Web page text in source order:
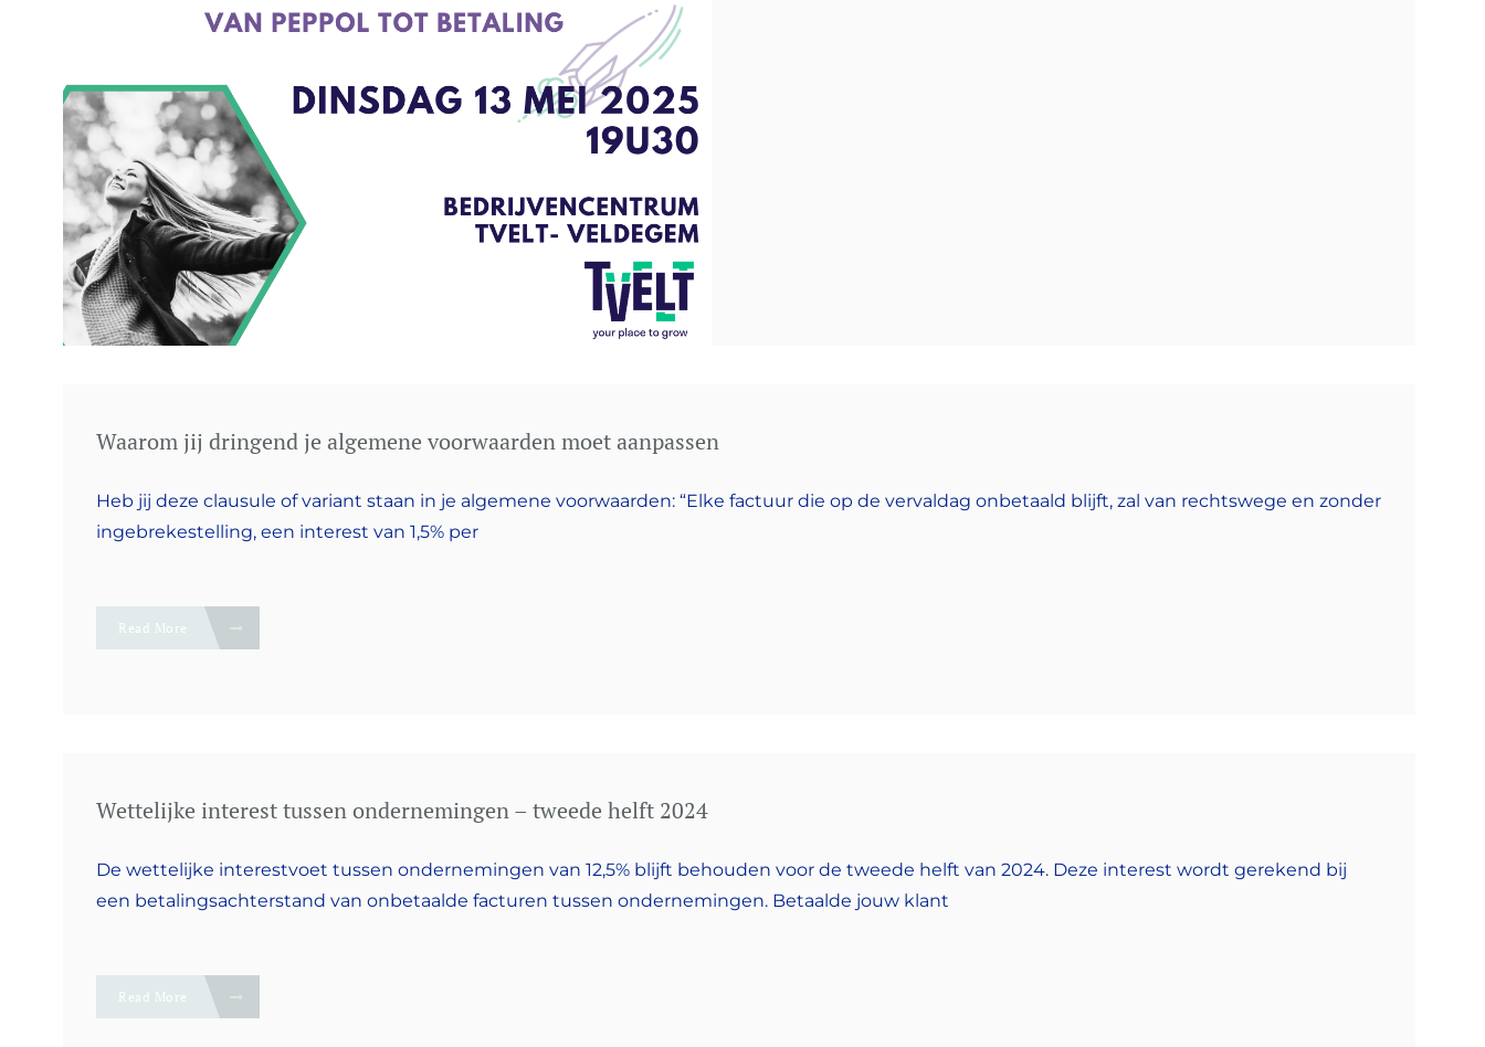
Waarom jij dringend je algemene voorwaarden moet aanpassen
Heb jij deze clausule of variant staan in je algemene voorwaarden: “Elke factuur die op de vervaldag onbetaald blijft, zal van rechtswege en zonder
ingebrekestelling, een interest van 1,5% per
Read More
Wettelijke interest tussen ondernemingen – tweede helft 2024
De wettelijke interestvoet tussen ondernemingen van 12,5% blijft behouden voor de tweede helft van 2024. Deze interest wordt gerekend bij
een betalingsachterstand van onbetaalde facturen tussen ondernemingen. Betaalde jouw klant
Read More